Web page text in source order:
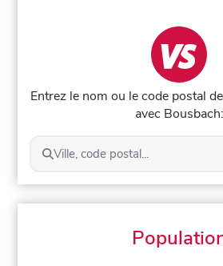
Entrez le nom ou le code postal
avec Bousbach:
Ville, code postal...